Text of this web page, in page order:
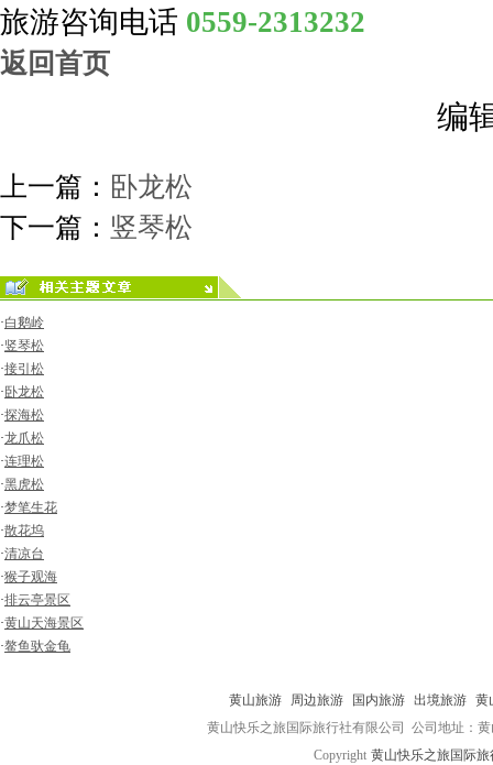
旅游咨询电话 0559-2313232
返回首页
编
上一篇： 卧龙松
下一篇： 竖琴松
·白鹅岭
·竖琴松
·接引松
· 卧龙松
·探海松
·龙爪松
·连理松
·黑虎松
·梦笔生花
·散花坞
·清凉台
·猴子观海
·排云亭景区
·黄山天海景区
·鳌鱼驮金龟
黄山旅游 周边旅游 国内旅游 出境旅游 黄
黄山快乐之旅国际旅行社有限公司 公司地址：
Copyright 黄山快乐之旅国际